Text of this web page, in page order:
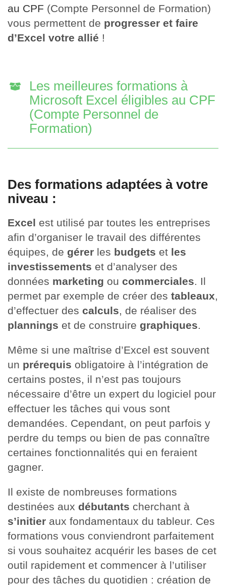
au CPF (Compte Personnel de Formation)
vous permettent de progresser et faire
d’Excel votre allié !
Les meilleures formations à
Microsoft Excel éligibles au CPF
(Compte Personnel de
Formation)
Des formations adaptées à votre
niveau :
Excel est utilisé par toutes les entreprises
afin d’organiser le travail des différentes
équipes, de gérerles budgets et les
investissements et d’analyser des
données marketing ou commerciales. Il
permet par exemple de créer des tableaux,
d’effectuer des calculs, de réaliser des
plannings et de construire graphiques.
Même si une maîtrise d’Excel est souvent
un prérequis obligatoire à l’intégration de
certains postes, il n’est pas toujours
nécessaire d’être un expert du logiciel pour
effectuer les tâches qui vous sont
demandées. Cependant, on peut parfois y
perdre du temps ou bien de pas connaître
certaines fonctionnalités qui en feraient
gagner.
Il existe de nombreuses formations
destinées aux débutants cherchant à
s’initieraux fondamentaux du tableur. Ces
formations vous conviendront parfaitement
si vous souhaitez acquérir les bases de cet
outil rapidement et commencer à l’utiliser
pour des tâches du quotidien : création de